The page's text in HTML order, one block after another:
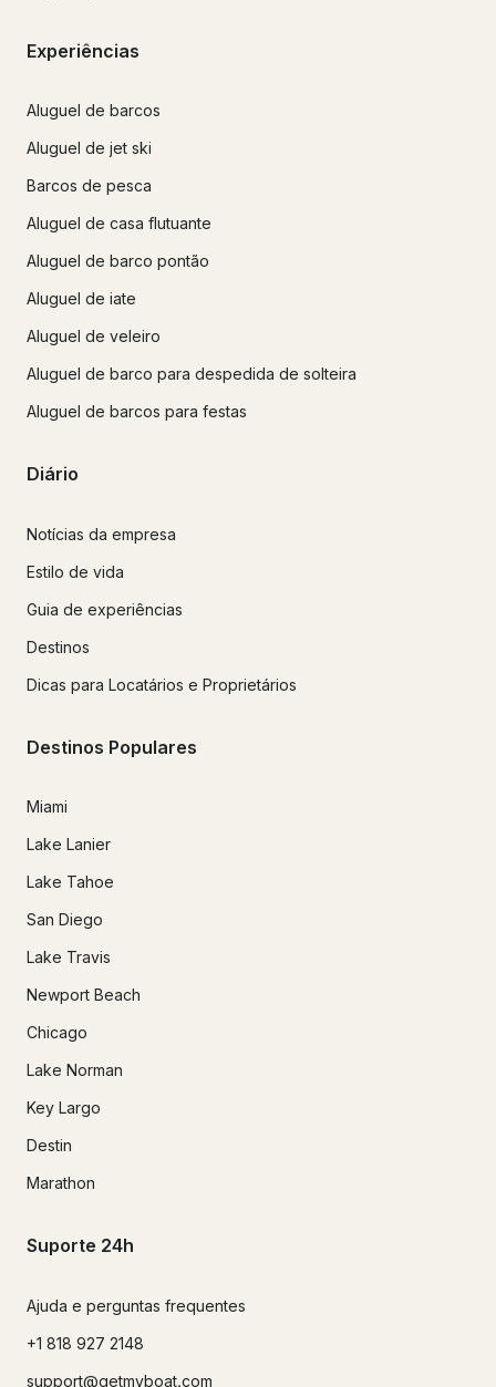
Experiências
Aluguel de barcos
Aluguel de jet ski
Barcos de pesca
Aluguel de casa flutuante
Aluguel de barco pontão
Aluguel de iate
Aluguel de veleiro
Aluguel de barco para despedida de solteira
Aluguel de barcos para festas
Diário
Notícias da empresa
Estilo de vida
Guia de experiências
Destinos
Dicas para Locatários e Proprietários
Destinos Populares
Miami
Lake Lanier
Lake Tahoe
San Diego
Lake Travis
Newport Beach
Chicago
Lake Norman
Key Largo
Destin
Marathon
Suporte 24h
Ajuda e perguntas frequentes
+1 818 927 2148
support@getmyboat.com